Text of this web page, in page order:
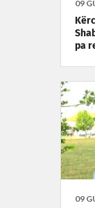
09
pa
09